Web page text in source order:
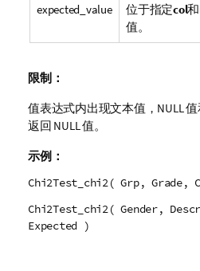
expected_value 位于指定col和
值。
限制：
值表达式内出现文本值， NULL值
返回 NULL值。
示例：
Chi2Test_chi2( Grp,
Chi2Test_chi2( Gender,
Expected )